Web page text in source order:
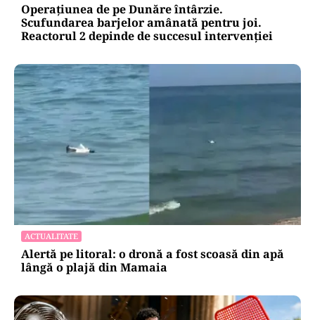
Operațiunea de pe Dunăre întârzie.
Scufundarea barjelor amânată pentru joi.
Reactorul 2 depinde de succesul intervenției
ACTUALITATE
Alertă pe litoral: o dronă a fost scoasă din apă
lângă o plajă din Mamaia